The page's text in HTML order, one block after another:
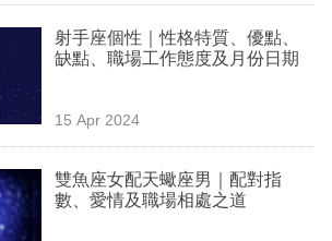
射手座個性｜性格特質、優點、
缺點、職場工作態度及月份日期
15 Apr 2024
雙魚座女配天蠍座男｜配對指
數、愛情及職場相處之道